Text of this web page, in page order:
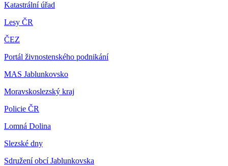
Katastrální úřad
Lesy ČR
ČEZ
Portál živnostenského podnikání
MAS Jablunkovsko
Moravskoslezský kraj
Policie ČR
Lomná Dolina
Slezské dny
Sdružení obcí Jablunkovska